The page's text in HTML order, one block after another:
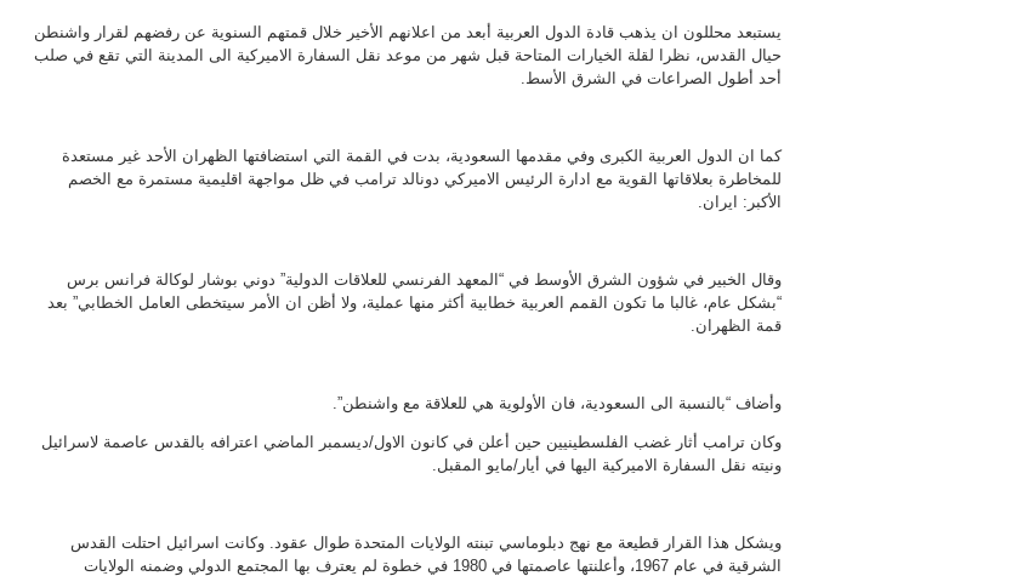
يستبعد محللون ان يذهب قادة الدول العربية أبعد من اعلانهم الأخير خلال قمتهم السنوية عن رفضهم لقرار واشنطن
حيال القدس، نظرا لقلة الخيارات المتاحة قبل شهر من موعد نقل السفارة الاميركية الى المدينة التي تقع في صلب
أحد أطول الصراعات في الشرق الأسط.
كما ان الدول العربية الكبرى وفي مقدمها السعودية، بدت في القمة التي استضافتها الظهران الأحد غير مستعدة
للمخاطرة بعلاقاتها القوية مع ادارة الرئيس الاميركي دونالد ترامب في ظل مواجهة اقليمية مستمرة مع الخصم
الأكبر: ايران.
وقال الخبير في شؤون الشرق الأوسط في “المعهد الفرنسي للعلاقات الدولية” دوني بوشار لوكالة فرانس برس
“بشكل عام، غالبا ما تكون القمم العربية خطابية أكثر منها عملية، ولا أظن ان الأمر سيتخطى العامل الخطابي” بعد
قمة الظهران.
وأضاف “بالنسبة الى السعودية، فان الأولوية هي للعلاقة مع واشنطن”.
وكان ترامب أثار غضب الفلسطينيين حين أعلن في كانون الاول/ديسمبر الماضي اعترافه بالقدس عاصمة لاسرائيل
ونيته نقل السفارة الاميركية اليها في أيار/مايو المقبل.
ويشكل هذا القرار قطيعة مع نهج دبلوماسي تبنته الولايات المتحدة طوال عقود. وكانت اسرائيل احتلت القدس
الشرقية في عام 1967، وأعلنتها عاصمتها في 1980 في خطوة لم يعترف بها المجتمع الدولي وضمنه الولايات